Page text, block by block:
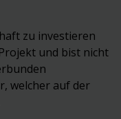
zu investieren
und bist nicht
welcher auf der